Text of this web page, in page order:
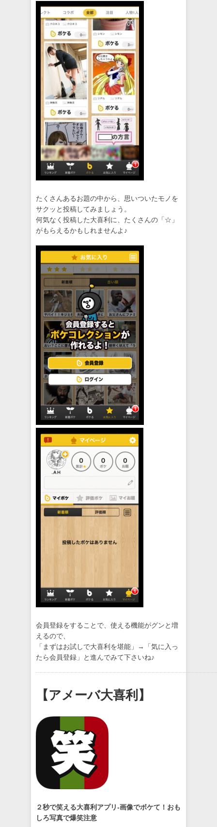
たくさんあるお題の中から、思いついたモノを
サクッと投稿してみましょう。
何気なく投稿した大喜利に、たくさんの「☆」
がもらえるかもしれませんよ♪
会員登録をすることで、使える機能がグンと増
えるので、
「まずはお試しで大喜利を堪能」→「気に入っ
たら会員登録」と進んでみて下さいね♪
【アメーバ大喜利】
２秒で笑える大喜利アプリ‐画像でボケて！おも
しろ写真で爆笑注意